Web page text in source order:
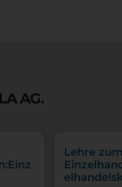
AG.
Lehre